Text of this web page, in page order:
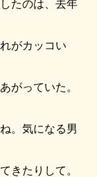
たのは、去年
がカッコい
がっていた。
。気になる男
きたりして。